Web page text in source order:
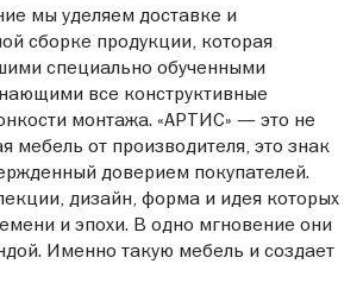
мы уделяем доставке и
сборке продукции, которая
специально обученными
все конструктивные
монтажа. «АРТИС» — это не
мебель от производителя, это знак
доверием покупателей.
дизайн, форма и идея которых
и эпохи. В одно мгновение они
Именно такую мебель и создает